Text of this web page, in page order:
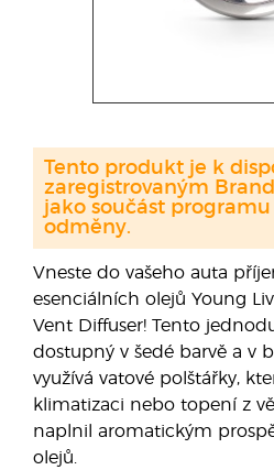
Vneste do vašeho auta
esenciálních olejů Young
Vent Diffuser! Tento
dostupný v šedé barvě a v
využívá vatové polštářky,
klimatizaci nebo topení z
naplnil aromatickým
olejů.
Tento produkt je k
zaregistrovaným
jako součást programu
odměny.